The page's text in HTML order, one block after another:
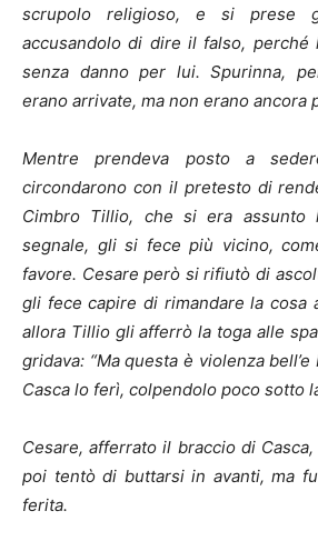
scrupolo religioso, e si prese
accusandolo di dire il falso, perché
senza danno per lui. Spurinna,
erano arrivate, ma non erano ancora
Mentre prendeva posto a
circondarono con il pretesto di
Cimbro Tillio, che si era assunto
segnale, gli si fece più vicino,
favore. Cesare però si rifiutò di
gli fece capire di rimandare la cosa
allora Tillio gli afferrò la toga alle
gridava: “Ma questa è violenza
Casca lo ferì, colpendolo poco sotto
Cesare, afferrato il braccio di
poi tentò di buttarsi in avanti, ma fu
ferita.